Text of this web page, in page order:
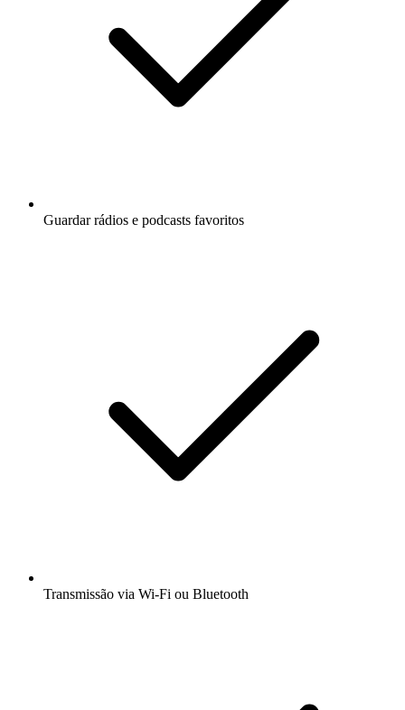
Guardar rádios e podcasts favoritos
Transmissão via Wi-Fi ou Bluetooth